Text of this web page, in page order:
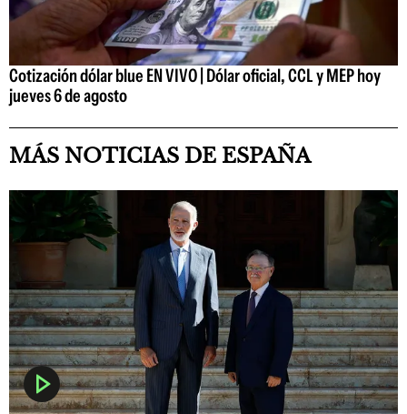
Cotización dólar blue EN VIVO | Dólar oficial, CCL y MEP hoy
jueves 6 de agosto
MÁS NOTICIAS DE ESPAÑA